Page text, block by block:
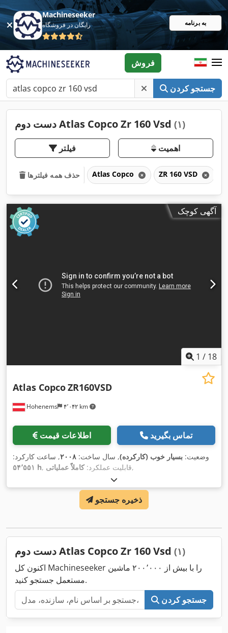
Machineseeker
رایگان در فروشگاه به برنامه
جستجو کردن
فروش
دست دوم Atlas Copco Zr 160 Vsd (۱)
فیلتر اهمیت
حذف همه فیلترها Atlas Copco ZR 160 VSD
آگهی کوچک
1 / 18
Hohenems ۴٬۰۴۲ km
Atlas CopcoZR160VSD
اطلاعات قیمت تماس بگیرید
وضعیت: بسیار خوب (کارکرده), سال ساخت: ۲۰۰۸, ساعت کارکرد:
۵۴٬۵۵۱ h
, قابلیت عملکرد:کاملاً عملیاتی ,
ذخیره جستجو
دست دوم Atlas Copco Zr 160 Vsd (۱)
اکنون کل Machineseeker را با بیش از ۲۰۰٬۰۰۰ ماشین
مستعمل جستجو کنید.
جستجو کردن